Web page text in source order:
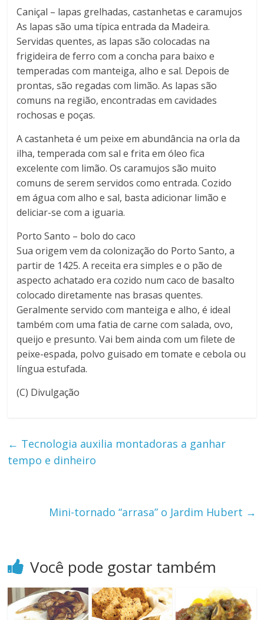
Caniçal – lapas grelhadas, castanhetas e caramujos
As lapas são uma típica entrada da Madeira.
Servidas quentes, as lapas são colocadas na
frigideira de ferro com a concha para baixo e
temperadas com manteiga, alho e sal. Depois de
prontas, são regadas com limão. As lapas são
comuns na região, encontradas em cavidades
rochosas e poças.
A castanheta é um peixe em abundância na orla da
ilha, temperada com sal e frita em óleo fica
excelente com limão. Os caramujos são muito
comuns de serem servidos como entrada. Cozido
em água com alho e sal, basta adicionar limão e
deliciar-se com a iguaria.
Porto Santo – bolo do caco
Sua origem vem da colonização do Porto Santo, a
partir de 1425. A receita era simples e o pão de
aspecto achatado era cozido num caco de basalto
colocado diretamente nas brasas quentes.
Geralmente servido com manteiga e alho, é ideal
também com uma fatia de carne com salada, ovo,
queijo e presunto. Vai bem ainda com um filete de
peixe-espada, polvo guisado em tomate e cebola ou
língua estufada.
(C) Divulgação
← Tecnologia auxilia montadoras a ganhar
tempo e dinheiro
Mini-tornado “arrasa” o Jardim Hubert →
Você pode gostar também